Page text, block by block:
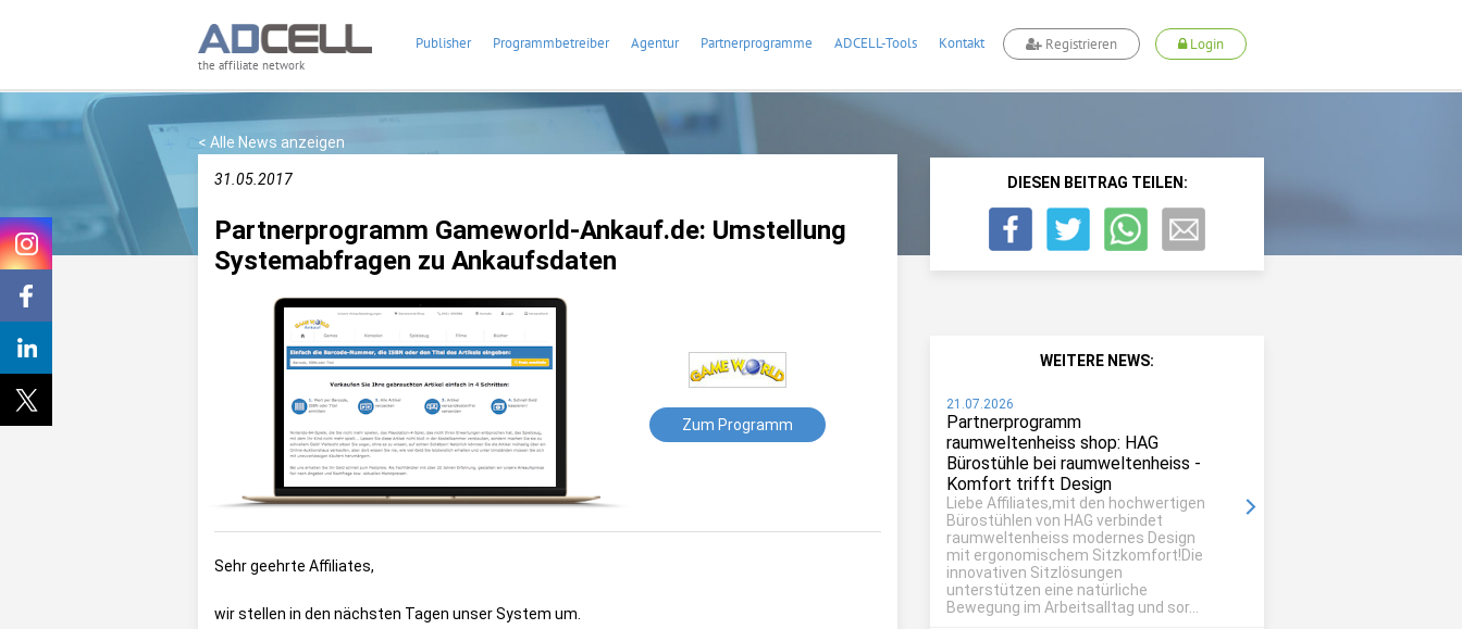
the affiliate network
Publisher Programmbetreiber Agentur Partnerprogramme ADCELL-Tools Kontakt Registrieren Login
< Alle News anzeigen
31.05.2017
Partnerprogramm Gameworld-Ankauf.de: Umstellung
Systemabfragen zu Ankaufsdaten
Zum Programm
Sehr geehrte Affiliates,
wir stellen in den nächsten Tagen unser System um.
DIESEN BEITRAG TEILEN:
WEITERE NEWS:
21.07.2026
Partnerprogramm
raumweltenheiss shop: HAG
Bürostühle bei raumweltenheiss -
Komfort trifft Design
Liebe Affiliates,mit den hochwertigen
Bürostühlen von HAG verbindet
raumweltenheiss modernes Design
mit ergonomischem Sitzkomfort!Die
innovativen Sitzlösungen
unterstützen eine natürliche
Bewegung im Arbeitsalltag und sor...